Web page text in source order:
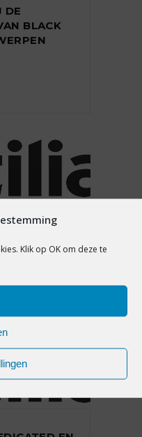
Klik op OK om deze te
DE
BLACK